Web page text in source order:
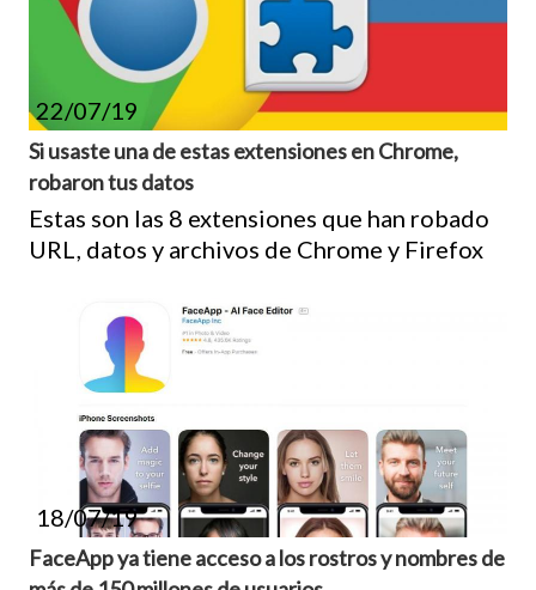
22/07/19
Si usaste una de estas extensiones en Chrome,
robaron tus datos
Estas son las 8 extensiones que han robado
URL, datos y archivos de Chrome y Firefox
18/07/19
FaceApp ya tiene acceso a los rostros y nombres de